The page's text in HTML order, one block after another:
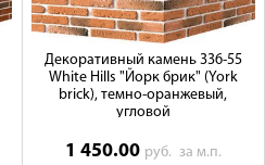
Декоративный камень 336-55
White Hills "Йорк брик" (York
brick), темно-оранжевый,
угловой
1 450.00 руб. за м.п.